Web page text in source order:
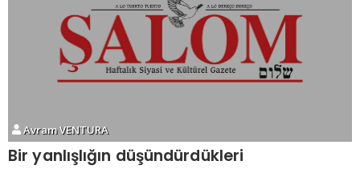
Avram VENTURA
Bir yanlışlığın düşündürdükleri